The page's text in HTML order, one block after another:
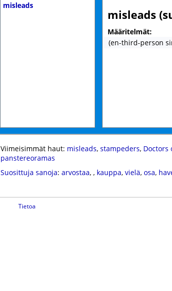
misleads
misleads
Määritelmät:
(en-third-person
Viimeisimmät haut: misleads, stampeders, Doctors
panstereoramas
Suosittuja sanoja: arvostaa, , kauppa, vielä, osa,
Tietoa